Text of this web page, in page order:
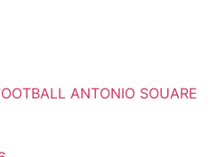
ANTONIO SOUARE